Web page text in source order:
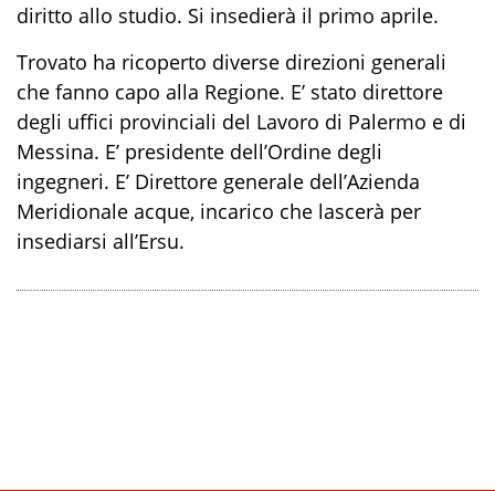
diritto allo studio. Si insedierà il primo aprile.
Trovato ha ricoperto diverse direzioni generali
che fanno capo alla Regione. E’ stato direttore
degli uffici provinciali del Lavoro di Palermo e di
Messina. E’ presidente dell’Ordine degli
ingegneri. E’ Direttore generale dell’Azienda
Meridionale acque, incarico che lascerà per
insediarsi all’Ersu.